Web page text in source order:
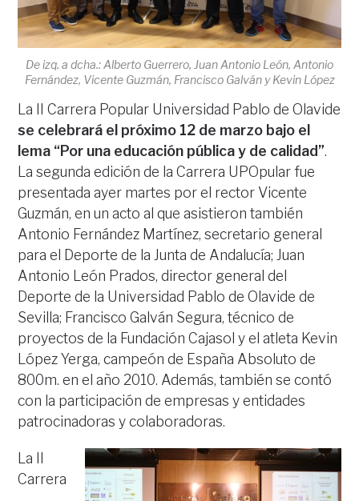
De izq. a dcha.: Alberto Guerrero, Juan Antonio León, Antonio
Fernández, Vicente Guzmán, Francisco Galván y Kevin López
La II Carrera Popular Universidad Pablo de Olavide
se celebrará el próximo 12 de marzo bajo el
lema “Por una educación pública y de calidad”.
La segunda edición de la Carrera UPOpular fue
presentada ayer martes por el rector Vicente
Guzmán, en un acto al que asistieron también
Antonio Fernández Martínez, secretario general
para el Deporte de la Junta de Andalucía; Juan
Antonio León Prados, director general del
Deporte de la Universidad Pablo de Olavide de
Sevilla; Francisco Galván Segura, técnico de
proyectos de la Fundación Cajasol y el atleta Kevin
López Yerga, campeón de España Absoluto de
800m. en el año 2010. Además, también se contó
con la participación de empresas y entidades
patrocinadoras y colaboradoras.
La II
Carrera